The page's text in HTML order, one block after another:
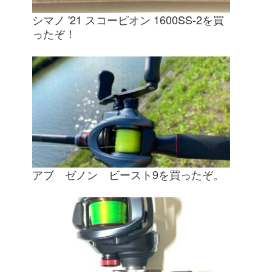
シマノ '21 スコーピオン 1600SS-2を買
ったぞ！
アブ ゼノン ビースト9を買ったぞ。